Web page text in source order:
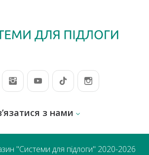
з нами
"Системи для підлоги" 2020-2026